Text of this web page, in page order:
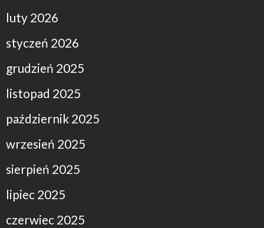
luty 2026
styczeń 2026
grudzień 2025
listopad 2025
październik 2025
wrzesień 2025
sierpień 2025
lipiec 2025
czerwiec 2025